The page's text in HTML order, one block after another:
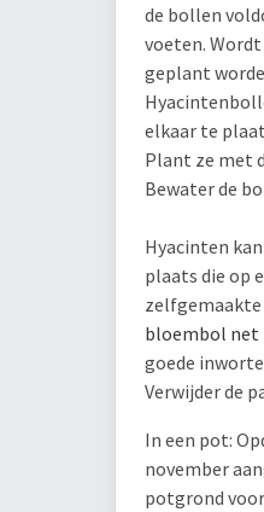
de bollen
voeten.
geplant
elkaar te
Plant ze met
Bewater de
Hyacinten
plaats die op
zelfgemaakte
bloembol net
goede
Verwijder de
In een pot:
november
potgrond